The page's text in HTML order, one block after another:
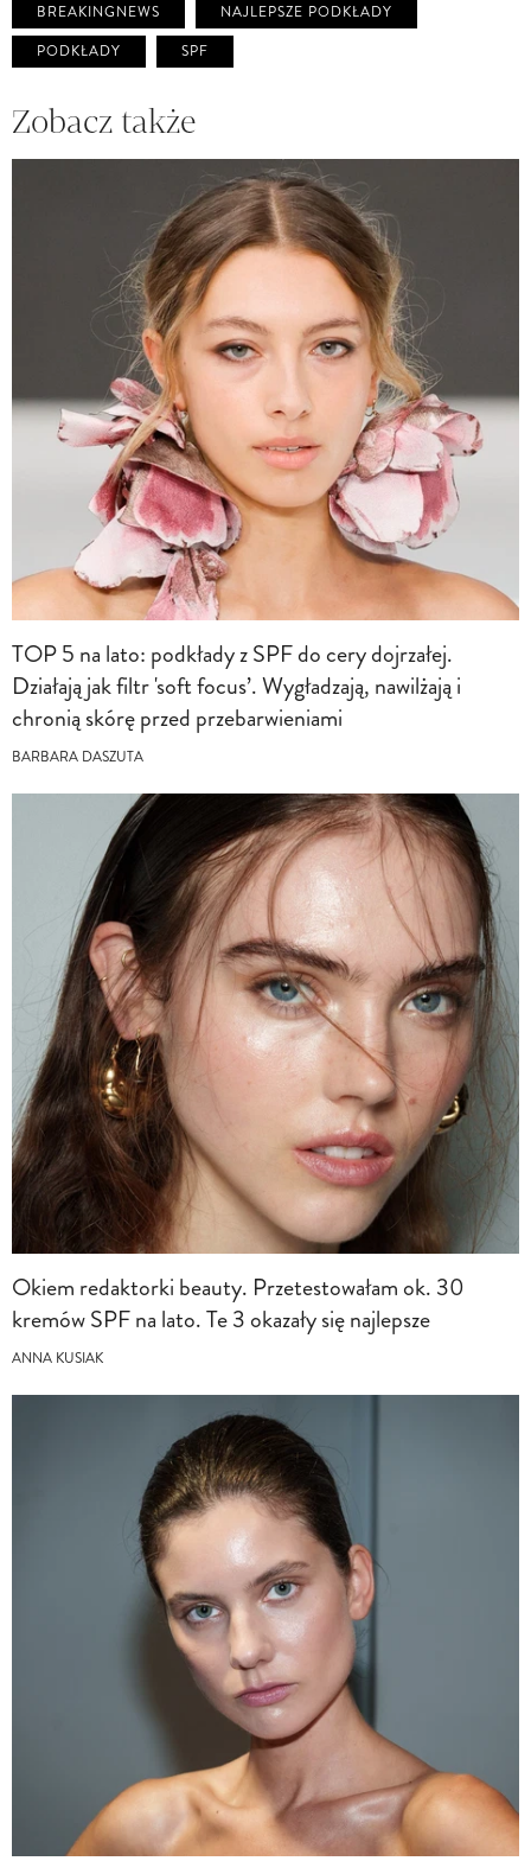
BREAKINGNEWS
NAJLEPSZE PODKŁADY
PODKŁADY
SPF
Zobacz także
TOP 5 na lato: podkłady z SPF do cery dojrzałej.
Działają jak filtr 'soft focus’. Wygładzają, nawilżają i
chronią skórę przed przebarwieniami
BARBARA DASZUTA
Okiem redaktorki beauty. Przetestowałam ok. 30
kremów SPF na lato. Te 3 okazały się najlepsze
ANNA KUSIAK